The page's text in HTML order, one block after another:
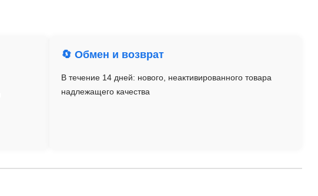
🔄 Обмен и возврат
В течение 14 дней: нового, неактивированного товара
надлежащего качества